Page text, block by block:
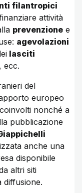
filantropici
attività
prevenzione e
agevolazioni
lasciti
ecc.
del
europeo
nonché a
pubblicazione
anche una
disponibile
altri siti
diffusione.